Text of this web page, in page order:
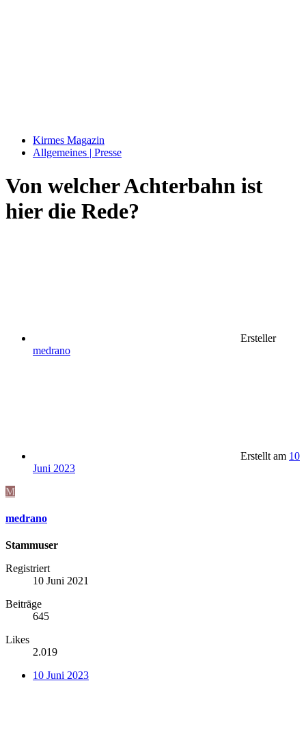
Kirmes Magazin
Allgemeines | Presse
Von welcher Achterbahn ist
hier die Rede?
Ersteller
medrano
Erstellt am 10
Juni 2023
M
medrano
Stammuser
Registriert
10 Juni 2021
Beiträge
645
Likes
2.019
10 Juni 2023